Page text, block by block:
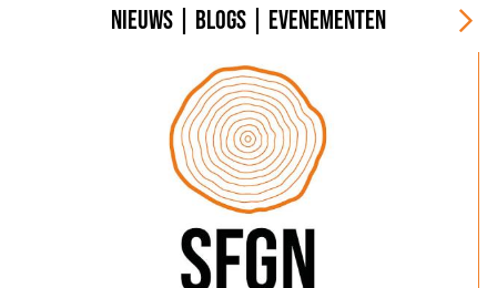
NIEUWS BLOGS EVENEMENTEN